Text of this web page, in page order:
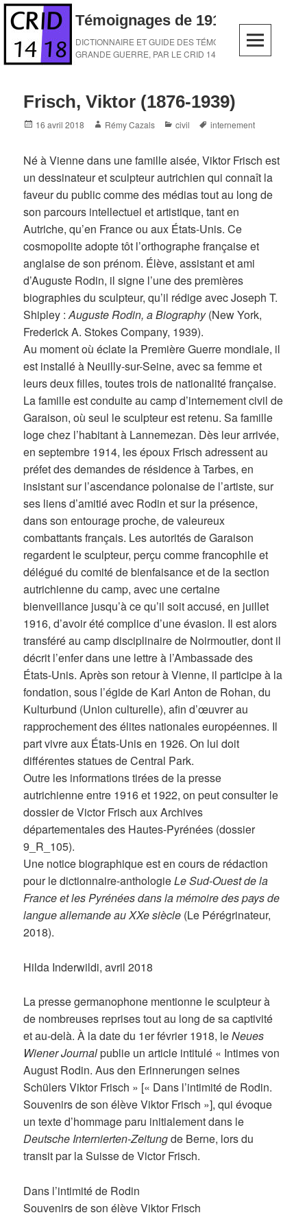
Skip
content
Témoignages de 1914-1918
DICTIONNAIRE ET GUIDE DES TÉMOINS DE LA
GRANDE GUERRE, PAR LE CRID 14-18
Frisch, Viktor (1876-1939)
Posted
16 avril 2018 Author
Rémy Cazals Categories
civil Tags
internement
Né à Vienne dans une famille aisée, Viktor Frisch est
un dessinateur et sculpteur autrichien qui connaît la
faveur du public comme des médias tout au long de
son parcours intellectuel et artistique, tant en
Autriche, qu’en France ou aux États-Unis. Ce
cosmopolite adopte tôt l’orthographe française et
anglaise de son prénom. Élève, assistant et ami
d’Auguste Rodin, il signe l’une des premières
biographies du sculpteur, qu’il rédige avec Joseph T.
Shipley :Auguste Rodin, a Biography(New York,
Frederick A. Stokes Company, 1939).
Au moment où éclate la Première Guerre mondiale, il
est installé à Neuilly-sur-Seine, avec sa femme et
leurs deux filles, toutes trois de nationalité française.
La famille est conduite au camp d’internement civil de
Garaison, où seul le sculpteur est retenu. Sa famille
loge chez l’habitant à Lannemezan. Dès leur arrivée,
en septembre 1914, les époux Frisch adressent au
préfet des demandes de résidence à Tarbes, en
insistant sur l’ascendance polonaise de l’artiste, sur
ses liens d’amitié avec Rodin et sur la présence,
dans son entourage proche, de valeureux
combattants français. Les autorités de Garaison
regardent le sculpteur, perçu comme francophile et
délégué du comité de bienfaisance et de la section
autrichienne du camp, avec une certaine
bienveillance jusqu’à ce qu’il soit accusé, en juillet
1916, d’avoir été complice d’une évasion. Il est alors
transféré au camp disciplinaire de Noirmoutier, dont il
décrit l’enfer dans une lettre à l’Ambassade des
États-Unis. Après son retour à Vienne, il participe à la
fondation, sous l’égide de Karl Anton de Rohan, du
Kulturbund (Union culturelle), afin d’œuvrer au
rapprochement des élites nationales européennes. Il
part vivre aux États-Unis en 1926. On lui doit
différentes statues de Central Park.
Outre les informations tirées de la presse
autrichienne entre 1916 et 1922, on peut consulter le
dossier de Victor Frisch aux Archives
départementales des Hautes-Pyrénées (dossier
9_R_105).
Une notice biographique est en cours de rédaction
pour le dictionnaire-anthologieLe Sud-Ouest de la
France et les Pyrénées dans la mémoire des pays de
langue allemande au XXe siècle (Le Pérégrinateur,
2018).
Hilda Inderwildi, avril 2018
La presse germanophone mentionne le sculpteur à
de nombreuses reprises tout au long de sa captivité
et au-delà. À la date du 1er février 1918, leNeues
Wiener Journalpublie un article intitulé « Intimes von
August Rodin. Aus den Erinnerungen seines
Schülers Viktor Frisch » [« Dans l’intimité de Rodin.
Souvenirs de son élève Viktor Frisch »], qui évoque
un texte d’hommage paru initialement dans le
Deutsche Internierten-Zeitungde Berne, lors du
transit par la Suisse de Victor Frisch.
Dans l’intimité de Rodin
Souvenirs de son élève Viktor Frisch